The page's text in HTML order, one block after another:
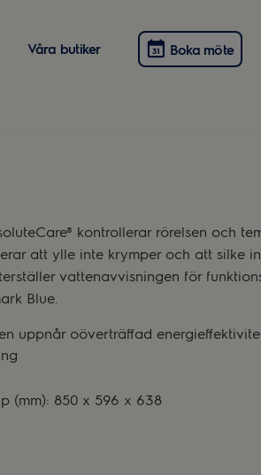
Våra butiker Boka möte
kontrollerar rörelsen och
att ylle inte krymper och att silke
vattenavvisningen för
Blue.
uppnår oöverträffad
(mm): 850 x 596 x 638